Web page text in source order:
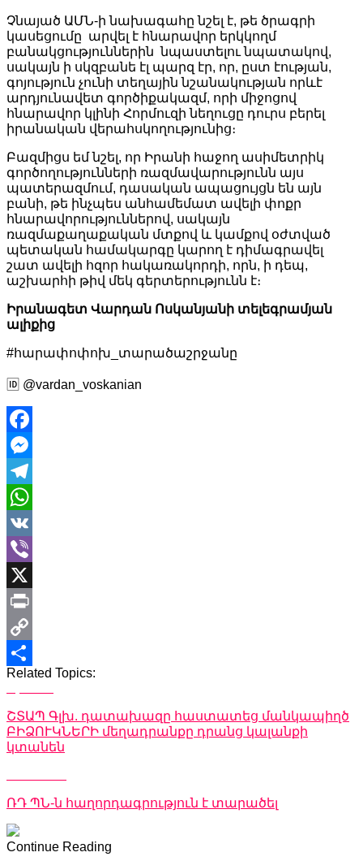
Չնայած ԱՄՆ-ի նախագահը նշել է, թե ծրագրի
կասեցումը արվել է հնարավոր երկկողմ
բանակցություններին նպաստելու նպատակով,
սակայն ի սկզբանե էլ պարզ էր, որ, ըստ էության,
գոյություն չունի տեղային նշանակության որևէ
արդյունավետ գործիքակազմ, որի միջոցով
հնարավոր կլինի Հորմուզի նեղուցը դուրս բերել
իրանական վերահսկողությունից։
Բազմիցս եմ նշել, որ Իրանի հաջող ասիմետրիկ
գործողությունների ռազմավարությունն այս
պատերազմում, դասական ապացույցն են այն
բանի, թե ինչպես անհամեմատ ավելի փոքր
հնարավորություններով, սակայն
ռազմաքաղաքական մտքով և կամքով օժտված
պետական համակարգը կարող է դիմագրավել
շատ ավելի հզոր հակառակորդի, որն, ի դեպ,
աշխարհի թիվ մեկ գերտերությունն է։
Իրանագետ Վարդան Ոսկանյանի տելեգրամյան
ալիքից
#հարափոփոխ_տարածաշրջանը
🆔 @vardan_voskanian
Facebook
Messenger
Telegram
WhatsApp
VK
Viber
X
Print
Copy
Link
Share
Related Topics:
ՇՏԱՊ Գլխ. դատախազը հաստատեց մանկապիղծ
ԲԻՁՈՒԿՆԵՐԻ մեղադրանքը դրանց կալանքի
կտանեն
ՌԴ ՊՆ-ն հաղորդագրություն է տարածել
Continue Reading